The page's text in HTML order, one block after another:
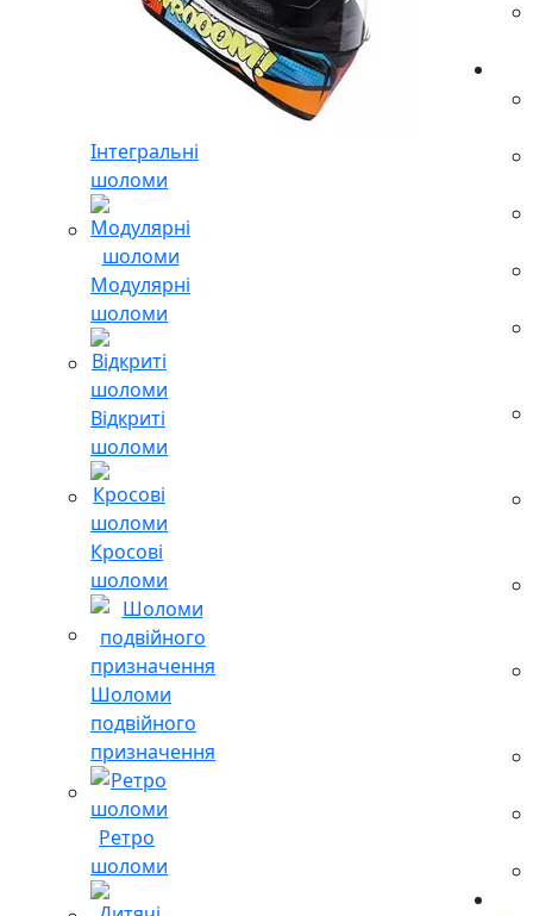
Інтегральні
шоломи
Модулярні
шоломи
Відкриті
шоломи
Кросові
шоломи
Шоломи
подвійного
призначення
Ретро
шоломи